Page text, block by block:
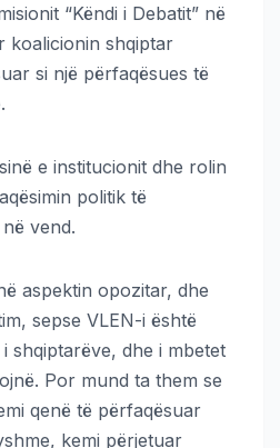
“Këndi i Debatit” në
koalicionin shqiptar
si një përfaqësues të
e institucionit dhe rolin
politik të
vend.
aspektin opozitar, dhe
sepse VLEN-i është
shqiptarëve, dhe i mbetet
Por mund ta them se
qenë të përfaqësuar
kemi përjetuar